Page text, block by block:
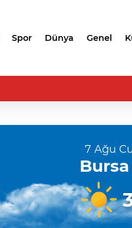
Spor Dünya Genel
CHP Grup
7 Ağu
Bursa